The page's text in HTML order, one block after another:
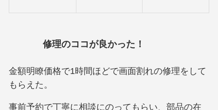
修理のココが良かった！
金額明瞭価格で1時間ほどで画面割れの修理をして
もらえた。
事前予約で丁寧に相談にのってもらい、部品の在